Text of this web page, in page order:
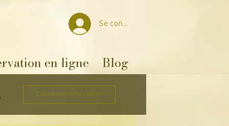
Se connecter
en ligne Blog
Connexion/Inscription